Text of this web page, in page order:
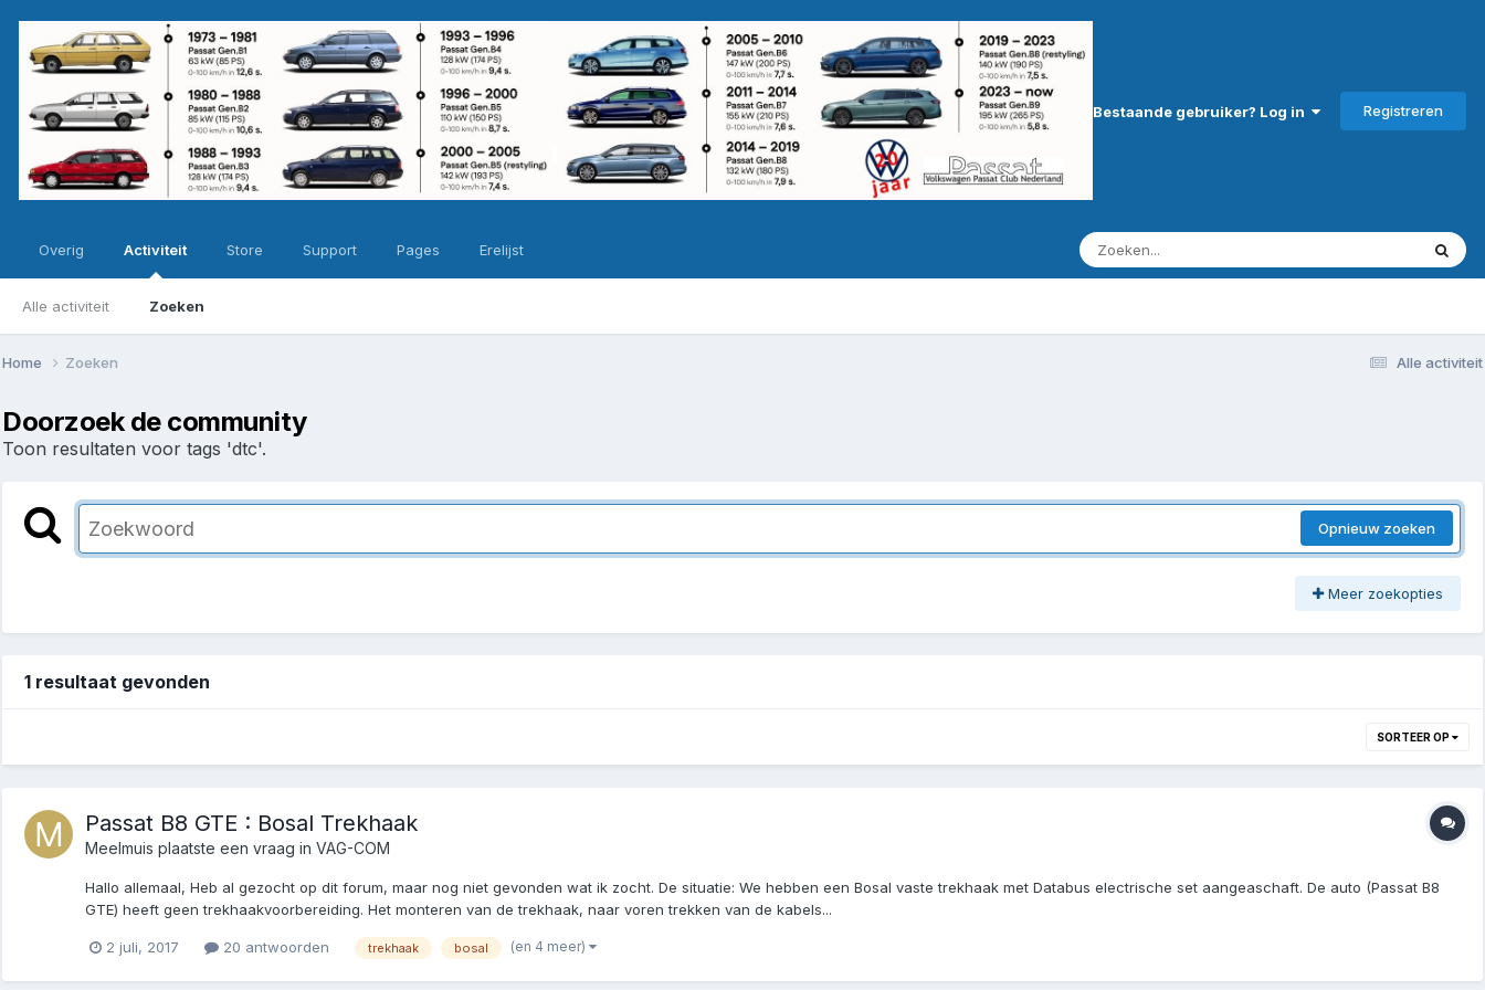
Bestaande gebruiker? Log in Registreren
Overig Activiteit
Alle activiteit Zoeken
Store Support Pages Erelijst
Alle activiteit
Home Zoeken
Doorzoek de community
Toon resultaten voor tags 'dtc'.
Opnieuw zoeken
Meer zoekopties
1 resultaat gevonden
SORTEER OP
Passat B8 GTE : Bosal Trekhaak
Meelmuis plaatste een vraag in VAG-COM
Hallo allemaal, Heb al gezocht op dit forum, maar nog niet gevonden wat ik zocht. De situatie: We hebben een Bosal vaste trekhaak met Databus electrische set aangeaschaft. De auto (Passat B8
GTE) heeft geen trekhaakvoorbereiding. Het monteren van de trekhaak, naar voren trekken van de kabels...
2 juli, 2017 20 antwoorden trekhaak bosal (en 4 meer)